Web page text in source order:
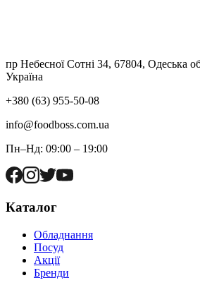
пр Небесної Сотні 34, 67804, Одеська
Україна
+380 (63) 955-50-08
info@foodboss.com.ua
Пн–Нд: 09:00 – 19:00
Каталог
Обладнання
Посуд
Акції
Бренди